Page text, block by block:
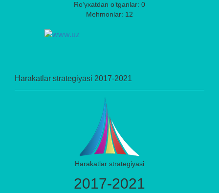
Ro‘yxatdan o‘tganlar: 0
Mehmonlar: 12
Harakatlar strategiyasi 2017-2021
Harakatlar strategiyasi
2017-2021